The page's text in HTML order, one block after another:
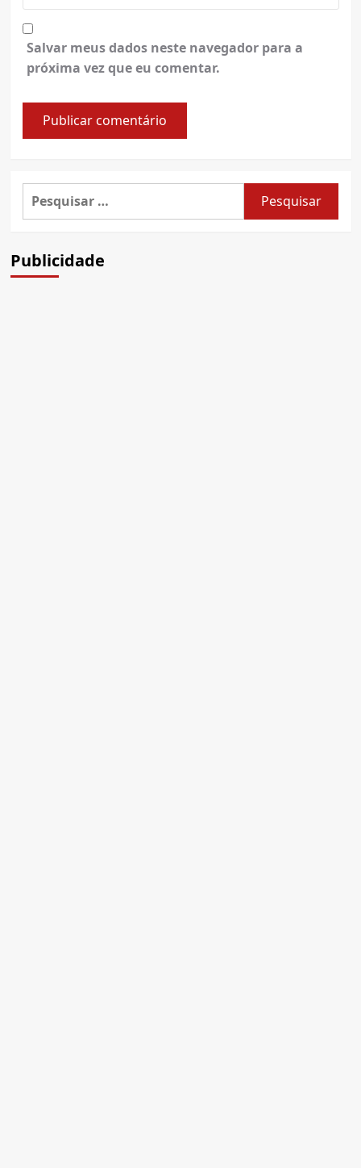
Salvar meus dados neste navegador para a
próxima vez que eu comentar.
Pesquisar
por:
Publicidade